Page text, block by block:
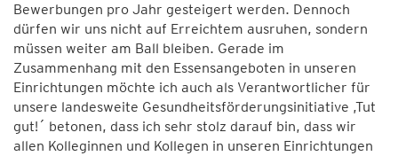
Bewerbungen pro Jahr gesteigert werden. Dennoch
dürfen wir uns nicht auf Erreichtem ausruhen, sondern
müssen weiter am Ball bleiben. Gerade im
Zusammenhang mit den Essensangeboten in unseren
Einrichtungen möchte ich auch als Verantwortlicher für
unsere landesweite Gesundheitsförderungsinitiative ,Tut
gut!´ betonen, dass ich sehr stolz darauf bin, dass wir
allen Kolleginnen und Kollegen in unseren Einrichtungen